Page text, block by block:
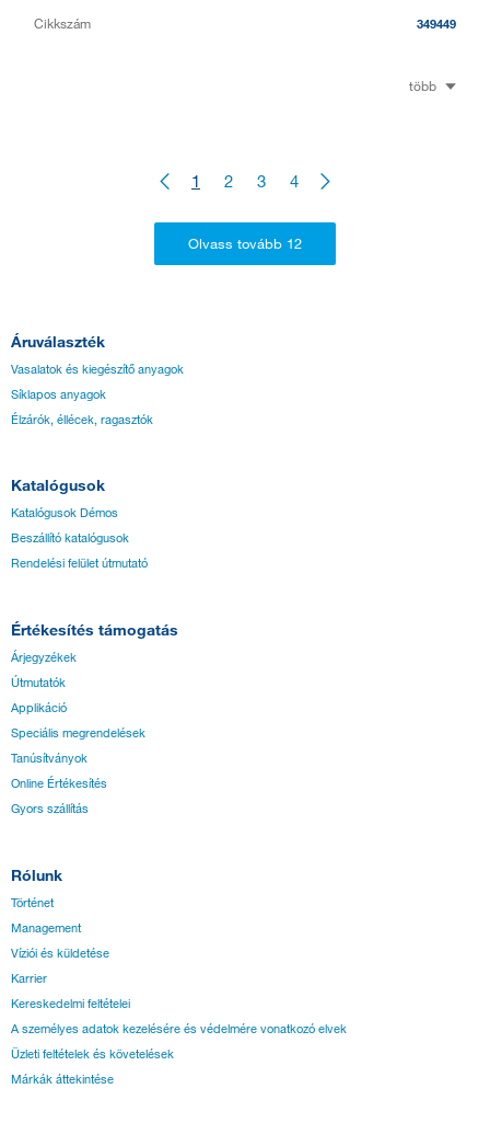
Cikkszám 349449
több
1 2 3 4
Áruválaszték
Vasalatok és kiegészítő anyagok
Síklapos anyagok
Élzárók, éllécek, ragasztók
Katalógusok
Katalógusok Démos
Beszállító katalógusok
Rendelési felület útmutató
Értékesítés támogatás
Árjegyzékek
Útmutatók
Applikáció
Speciális megrendelések
Tanúsítványok
Online Értékesítés
Gyors szállítás
Rólunk
Történet
Management
Víziói és küldetése
Karrier
Kereskedelmi feltételei
A személyes adatok kezelésére és védelmére vonatkozó elvek
Üzleti feltételek és követelések
Márkák áttekintése